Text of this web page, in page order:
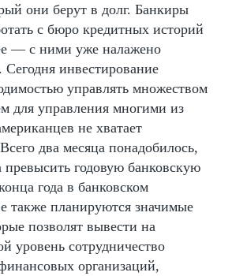
они берут в долг. Банкиры
с бюро кредитных историй
— с ними уже налажено
Сегодня инвестирование
управлять множеством
для управления многими из
не хватает
два месяца понадобилось,
превысить годовую банковскую
года в банковском
также планируются значимые
позволят вывести на
уровень сотрудничество
организаций,